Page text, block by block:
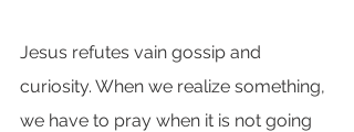
Jesus refutes vain gossip and
curiosity. When we realize something,
we have to pray when it is not going